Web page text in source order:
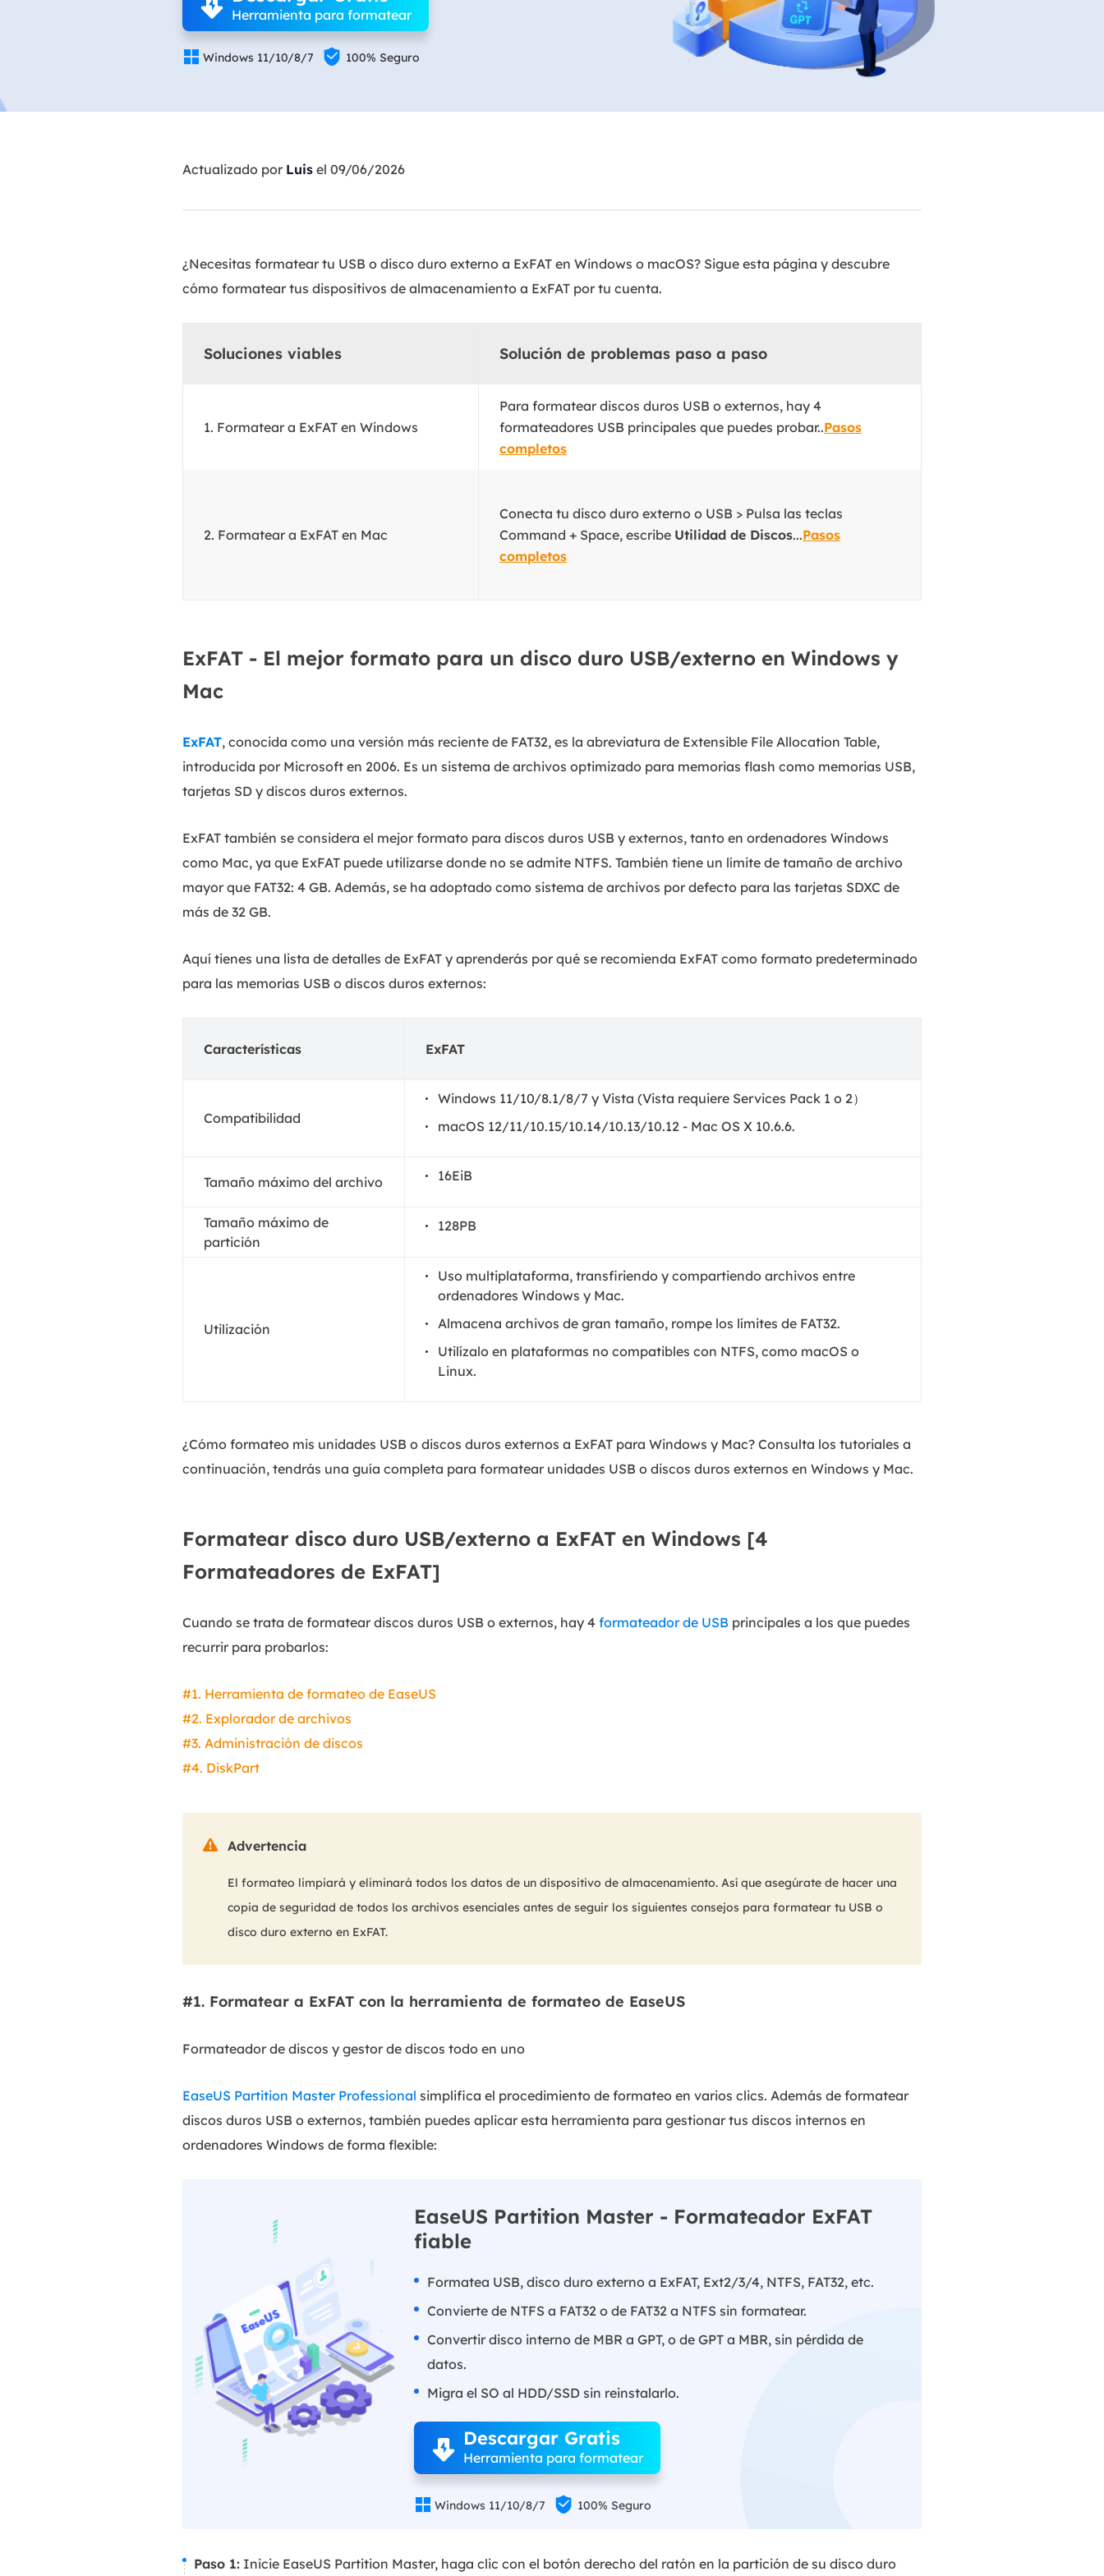
Exchange Recovery
Restaurar & Reparar archivos EDB.
Recuperar particiones eliminadas o perdidas.
Recuperar correo electrónico de Outlook.
MS SQL Recovery
Deploy Manager
Despliegue inteligente de Windows.
Video Editor
Editor de videos intuitivo.
Video Downloader
EaseUS VoiceWave
Vocal Remover (Online)
Herramienta para formatear
 Windows 11/10/8/7  100% Seguro
Actualizado por Luis el 09/06/2026
¿Necesitas formatear tu USB o disco duro externo a ExFAT en Windows o macOS? Sigue esta página y descubre
cómo formatear tus dispositivos de almacenamiento a ExFAT por tu cuenta.
Soluciones viables Solución de problemas paso a paso
1. Formatear a ExFAT en Windows
Para formatear discos duros USB o externos, hay 4
formateadores USB principales que puedes probar..Pasos
completos
2. Formatear a ExFAT en Mac
Conecta tu disco duro externo o USB > Pulsa las teclas
Command + Space, escribe Utilidad de Discos...Pasos
completos
ExFAT - El mejor formato para un disco duro USB/externo en Windows y
Mac
ExFAT, conocida como una versión más reciente de FAT32, es la abreviatura de Extensible File Allocation Table,
introducida por Microsoft en 2006. Es un sistema de archivos optimizado para memorias flash como memorias USB,
tarjetas SD y discos duros externos.
ExFAT también se considera el mejor formato para discos duros USB y externos, tanto en ordenadores Windows
como Mac, ya que ExFAT puede utilizarse donde no se admite NTFS. También tiene un límite de tamaño de archivo
mayor que FAT32: 4 GB. Además, se ha adoptado como sistema de archivos por defecto para las tarjetas SDXC de
más de 32 GB.
Aquí tienes una lista de detalles de ExFAT y aprenderás por qué se recomienda ExFAT como formato predeterminado
para las memorias USB o discos duros externos:
Características ExFAT
Compatibilidad
Windows 11/10/8.1/8/7 y Vista (Vista requiere Services Pack 1 o 2）
macOS 12/11/10.15/10.14/10.13/10.12 - Mac OS X 10.6.6.
Tamaño máximo del archivo 16EiB
Tamaño máximo de
partición
128PB
Utilización
Uso multiplataforma, transfiriendo y compartiendo archivos entre
ordenadores Windows y Mac.
Almacena archivos de gran tamaño, rompe los límites de FAT32.
Utilízalo en plataformas no compatibles con NTFS, como macOS o
Linux.
¿Cómo formateo mis unidades USB o discos duros externos a ExFAT para Windows y Mac? Consulta los tutoriales a
continuación, tendrás una guía completa para formatear unidades USB o discos duros externos en Windows y Mac.
Formatear disco duro USB/externo a ExFAT en Windows [4
Formateadores de ExFAT]
Cuando se trata de formatear discos duros USB o externos, hay 4 formateador de USB principales a los que puedes
recurrir para probarlos:
#1. Herramienta de formateo de EaseUS
#2. Explorador de archivos
#3. Administración de discos
#4. DiskPart
 Advertencia
El formateo limpiará y eliminará todos los datos de un dispositivo de almacenamiento. Así que asegúrate de hacer una
copia de seguridad de todos los archivos esenciales antes de seguir los siguientes consejos para formatear tu USB o
disco duro externo en ExFAT.
#1. Formatear a ExFAT con la herramienta de formateo de EaseUS
Formateador de discos y gestor de discos todo en uno
EaseUS Partition Master Professional simplifica el procedimiento de formateo en varios clics. Además de formatear
discos duros USB o externos, también puedes aplicar esta herramienta para gestionar tus discos internos en
ordenadores Windows de forma flexible:
EaseUS Partition Master - Formateador ExFAT
fiable
Formatea USB, disco duro externo a ExFAT, Ext2/3/4, NTFS, FAT32, etc.
Convierte de NTFS a FAT32 o de FAT32 a NTFS sin formatear.
Convertir disco interno de MBR a GPT, o de GPT a MBR, sin pérdida de
datos.
Migra el SO al HDD/SSD sin reinstalarlo.
Descargar Gratis
Herramienta para formatear
 Windows 11/10/8/7  100% Seguro
Paso 1: Inicie EaseUS Partition Master, haga clic con el botón derecho del ratón en la partición de su disco duro